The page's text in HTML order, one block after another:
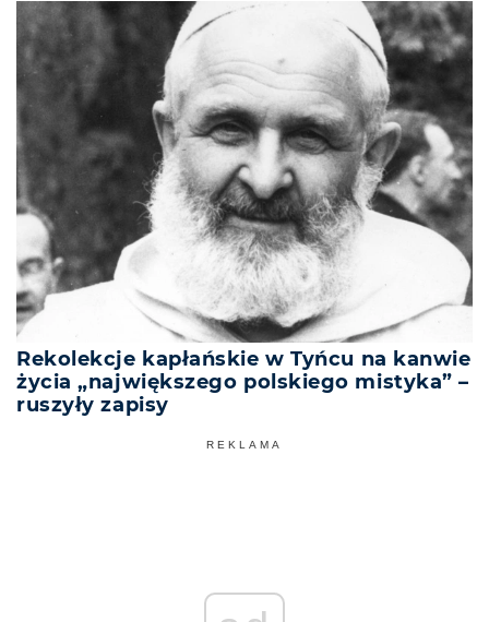
Rekolekcje kapłańskie w Tyńcu na kanwie
życia „największego polskiego mistyka” –
ruszyły zapisy
REKLAMA